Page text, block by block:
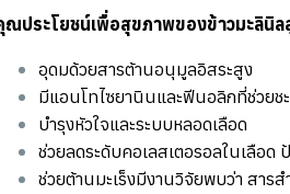
ณประโยชน์เพื่อสุขภาพของข้าวมะลินิล
อุดมด้วยสารต้านอนุมูลอิสระสูง
มีแอนโทไซยานินและฟีนอลิกที่ช่วยช
️บำรุงหัวใจและระบบหลอดเลือด
ช่วยลดระดับคอเลสเตอรอลในเลือด
ช่วยต้านมะเร็งมีงานวิจัยพบว่า สาร